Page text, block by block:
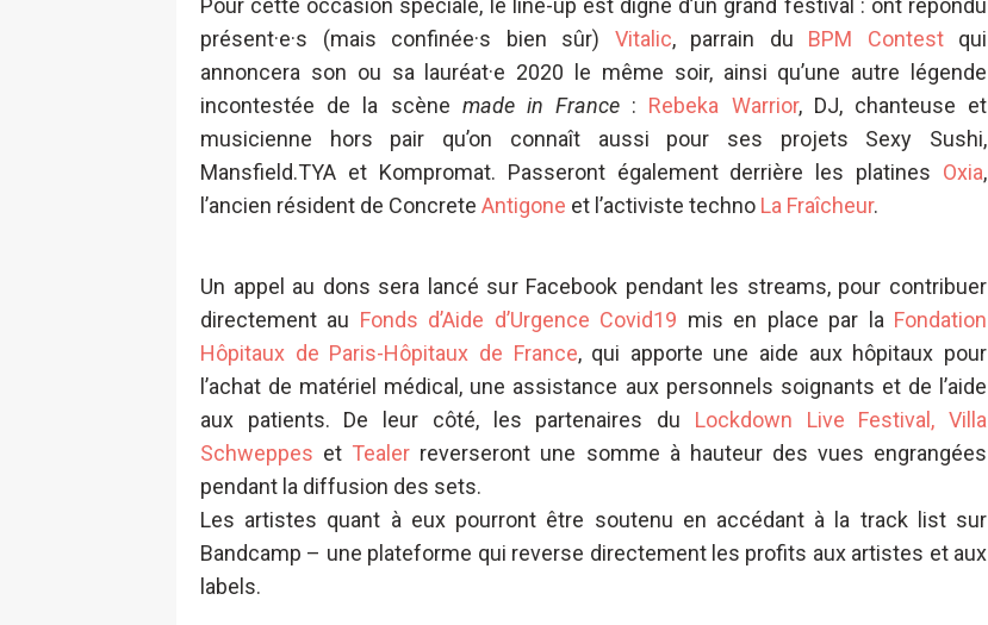
Pour cette occasion spéciale, le line-up est digne d’un grand festival : ont répondu
présent·e·s (mais confinée·s bien sûr) Vitalic, parrain du BPM Contestqui
annoncera son ou sa lauréat·e 2020 le même soir, ainsi qu’une autre légende
incontestée de la scène made in France : Rebeka Warrior, DJ, chanteuse et
musicienne hors pair qu’on connaît aussi pour ses projets Sexy Sushi,
Mansfield.TYA et Kompromat. Passeront également derrière les platines Oxia,
l’ancien résident de Concrete Antigone et l’activiste techno La Fraîcheur.
Un appel au dons sera lancé sur Facebook pendant les streams, pour contribuer
directement au Fonds d’Aide d’Urgence Covid19 mis en place par la Fondation
Hôpitaux de Paris-Hôpitaux de France, qui apporte une aide aux hôpitaux pour
l’achat de matériel médical, une assistance aux personnels soignants et de l’aide
aux patients. De leur côté, les partenaires du Lockdown Live Festival, Villa
Schweppes et Tealer reverseront une somme à hauteur des vues engrangées
pendant la diffusion des sets.
Les artistes quant à eux pourront être soutenu en accédant à la track list sur
Bandcamp – une plateforme qui reverse directement les profits aux artistes et aux
labels.